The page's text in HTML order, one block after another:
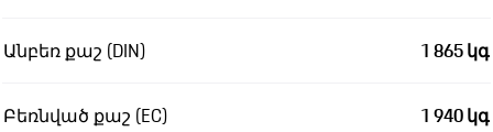
Անբեռ քաշ (DIN) 1 865 կգ
Բեռնված քաշ (EC) 1 940 կգ